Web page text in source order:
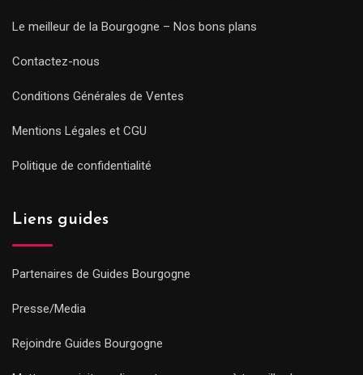
Le meilleur de la Bourgogne – Nos bons plans
Contactez-nous
Conditions Générales de Ventes
Mentions Légales et CGU
Politique de confidentialité
Liens guides
Partenaires de Guides Bourgogne
Presse/Media
Rejoindre Guides Bourgogne